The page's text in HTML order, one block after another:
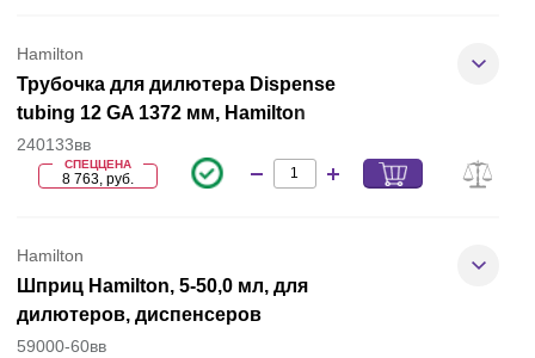
Hamilton
Трубочка для дилютера Dispense
tubing 12 GA 1372 мм, Hamilton
240133вв
СПЕЦЦЕНА
8 763, руб.
Hamilton
Шприц Hamilton, 5-50,0 мл, для
дилютеров, диспенсеров
59000-60вв